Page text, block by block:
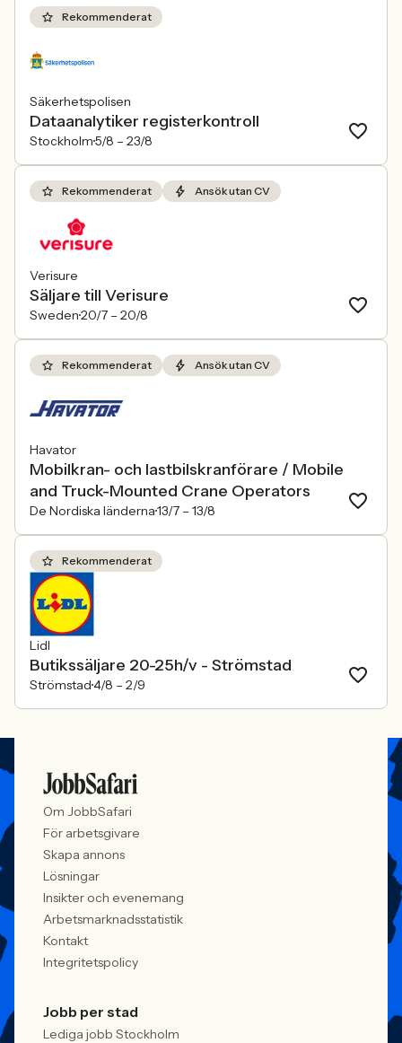
Rekommenderat
Säkerhetspolisen
Dataanalytiker registerkontroll
Stockholm5/8 – 23/8
Rekommenderat Ansök utan CV
Verisure
Säljare till Verisure
Sweden20/7 – 20/8
Rekommenderat Ansök utan CV
Havator
Mobilkran- och lastbilskranförare / Mobile
and Truck-Mounted Crane Operators
De Nordiska länderna13/7 – 13/8
Rekommenderat
Lidl
Butikssäljare 20-25h/v - Strömstad
Strömstad4/8 – 2/9
Om JobbSafari
För arbetsgivare
Skapa annons
Lösningar
Insikter och evenemang
Arbetsmarknadsstatistik
Kontakt
Integritetspolicy
Jobb per stad
Lediga jobb Stockholm